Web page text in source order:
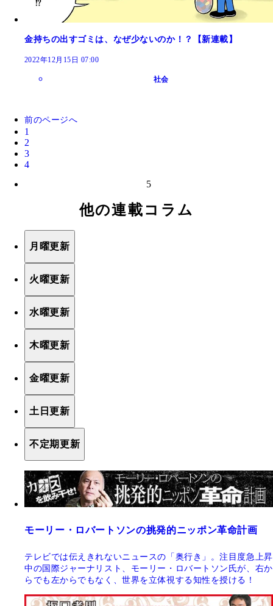
金持ちの出すゴミは、なぜ少ないのか！？【新連載】
2022年12月15日 07:00
社会
前のページへ
1
2
3
4
5
他の連載コラム
月曜更新
火曜更新
水曜更新
木曜更新
金曜更新
土日更新
不定期更新
モーリー・ロバートソンの挑発的ニッポン革命計画
テレビでは伝えきれないニュースの「奥行き」。注目度急上昇
中の国際ジャーナリスト、モーリー・ロバートソン氏が、右か
らでも左からでもなく、世界を立体視する知性を授ける！